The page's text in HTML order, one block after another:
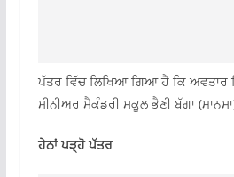
ਪੱਤਰ ਵਿੱਚ ਲਿਖਿਆ ਗਿਆ ਹੈ ਕਿ ਅਵਤਾਰ
ਸੀਨੀਅਰ ਸੈਕੰਡਰੀ ਸਕੂਲ ਭੈਣੀ ਬੱਗਾ
ਹੇਠਾਂ ਪੜ੍ਹੋ ਪੱਤਰ